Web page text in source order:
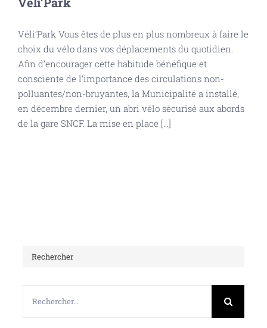
Véli’Park Vous êtes de plus en plus nombreux à faire le
choix du vélo dans vos déplacements du quotidien.
Afin d’encourager cette habitude bénéfique et
consciente de l'importance des circulations non-
polluantes/non-bruyantes, la Municipalité a installé,
en décembre dernier, un abri vélo sécurisé aux abords
de la gare SNCF. La mise en place [...]
Rechercher